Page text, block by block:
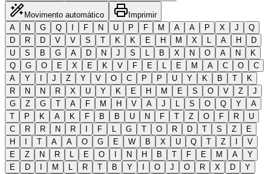
Movimento automático
Imprimir
A
N G Q I F N U P F M A A P X J
Q
D
R D V V S T K K E H M X L A H
D
U
S B G A D N J S L B X N O A N
K
Q
G O E X E K V F E L E M A C O
C
A
Y I J Z Y V O C P P U Y K B T
K
R
N N R X U Y K E H M E S O V Z
J
G
Z G T A F M H V A J L S O Q Y
A
T
P K A K F B B U N F T Z O F R
U
C
R R N R I F L G T O R D T S Z
E
H
I T A A O G E W B X U Q T Z I
V
E
Z N R L E O I N H B T F E M A
Y
E
D I M L R T B Y I O J O R X D
Y